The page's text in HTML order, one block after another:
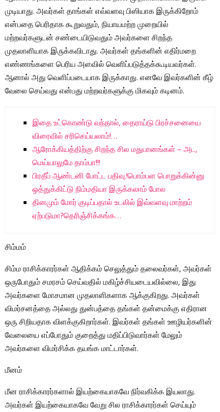
முடியாது. அவர்கள் தாங்கள் எவ்வளவு பிஸியாக இருக்கிறோம்
என்பதை பெரிதாக கூறுவதும், நியாயமற்ற முறையில்
மற்றவர்களுடன் சண்டையிடுவதும் அவர்களை சிறந்த
முதலாளியாக இருக்கவிடாது. அவர்கள் தங்களின் எதிர்மறை
எண்ணங்களை பெரிய அளவில் வெளிப்படுத்தக்கூடியவர்கள்.
ஆனால் அது வெளிப்படையாக இருக்காது. எனவே இவர்களின் கீழ்
வேலை செய்வது என்பது மற்றவர்களுக்கு மிகவும் கடினம்.
இதை உட்கொண்டு வந்தால், தைராய்டு பிரச்சனையை
விரைவில் சரிசெய்யலாம்!…
ஆரோக்கியத்திற்கு சிறந்த சில மதுபானங்கள் – அட,
மெய்யாலுமே தாம்பா!!!
பிரதீப் ஆண்டனி போட்ட பதிவு.!பொம்பள பொறுக்கின்னு
ஒத்துக்கிட்டு நிம்மதியா இருக்கலாம் போல
தினமும் மோர் குடிப்பதால் உடலில் இவ்வளவு மாற்றம்
ஏற்படுமா?தெரிஞ்சிக்கங்க…
சிம்மம்
சிம்ம ராசிக்காரர்கள் ஆதிக்கம் செலுத்தும் தலைவர்கள், அவர்கள்
ஒருபோதும் சமரசம் செய்வதில் மகிழ்ச்சியடையவில்லை, இது
அவர்களை மோசமான முதலாளிகளாக ஆக்குகிறது. அவர்கள்
விமர்சனத்தை அல்லது துன்பத்தை தங்கள் தன்மைக்கு எதிரான
ஒரு சிறியதாக விளக்குகிறார்கள். இவர்கள் தங்கள் ஊழியர்களின்
வேலையை எப்போதும் குறைத்து மதிப்பிடுவார்கள் மேலும்
அவர்களை விமர்சிக்க தயங்க மாட்டார்கள்.
மீனம்
மீன ராசிக்காரர்களால் இயற்கையாகவே நிர்வகிக்க இயலாது.
அவர்கள் இயற்கையாகவே வேறு சில ராசிக்காரர்கள் செய்யும்